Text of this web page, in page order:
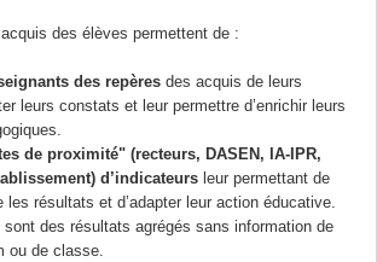
des élèves permettent de :
des repèresdes acquis de leurs
leurs constats et leur permettre d’enrichir leurs
de proximité" (recteurs, DASEN, IA-IPR,
d’indicateursleur permettant de
les résultats et d’adapter leur action éducative.
des résultats agrégés sans information de
ou de classe.